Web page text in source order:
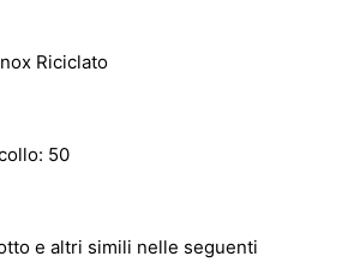
Riciclato
50
e altri simili nelle seguenti